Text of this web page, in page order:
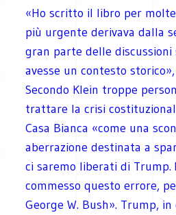
«Ho scritto il libro per
più urgente derivava dalla
gran parte delle discussioni
avesse un contesto
Secondo Klein troppe
trattare la crisi
Casa Bianca «come una
aberrazione destinata a
ci saremo liberati di Trump.
commesso questo errore,
George W. Bush». Trump, in